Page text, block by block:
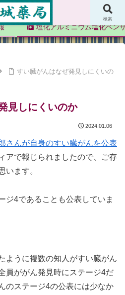
新城薬局
塩化アルミニウム塩化ベン
すい臓がんはなぜ発見しにくいの
見しにくいのか
2024.01.06
さんが自身のすい臓がんを公表
アで報じられましたので、ご存
います。
ジ4であることも公表していま
ように複数の知人がすい臓がん
員ががん発見時にステージ4だ
のステージ4の公表には少なか
検索